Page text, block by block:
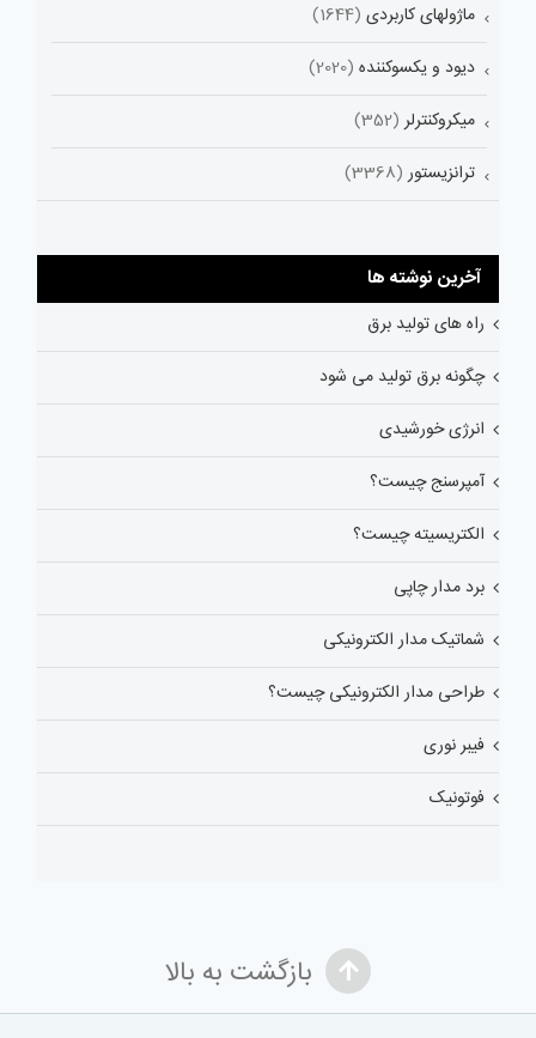
ماژولهای کاربردی (1644)
دیود و یکسوکننده (2020)
میکروکنترلر (352)
ترانزیستور (3368)
آخرین نوشته ها
راه های تولید برق
چگونه برق تولید می شود
انرژی خورشیدی
آمپرسنج چیست؟
الکتریسیته چیست؟
برد مدار چاپی
شماتیک مدار الکترونیکی
طراحی مدار الکترونیکی چیست؟
فیبر نوری
فوتونیک
بازگشت به بالا